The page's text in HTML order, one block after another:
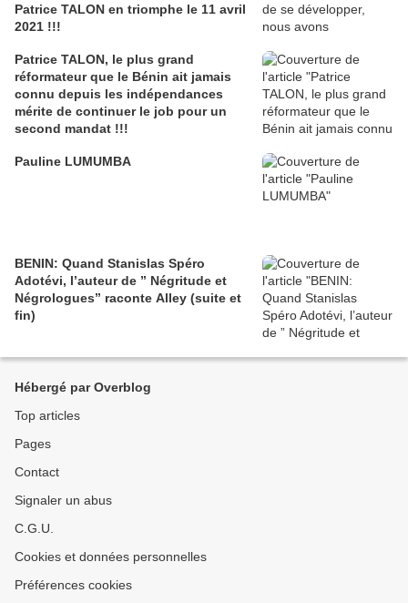
Patrice TALON en triomphe le 11 avril
2021 !!!
Patrice TALON, le plus grand
réformateur que le Bénin ait jamais
connu depuis les indépendances
mérite de continuer le job pour un
second mandat !!!
Pauline LUMUMBA
BENIN: Quand Stanislas Spéro
Adotévi, l’auteur de ” Négritude et
Négrologues” raconte Alley (suite et
fin)
Hébergé par Overblog
Top articles
Pages
Contact
Signaler un abus
C.G.U.
Cookies et données personnelles
Préférences cookies